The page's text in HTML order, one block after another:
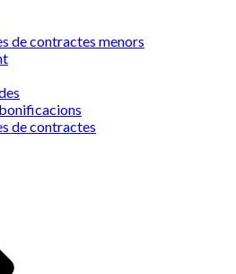
de contractes menors
de contractes